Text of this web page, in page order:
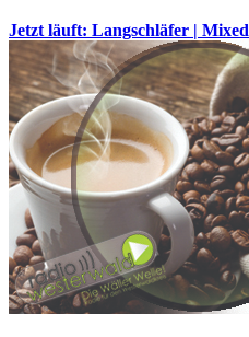
Jetzt läuft: Langschläfer | Mixed